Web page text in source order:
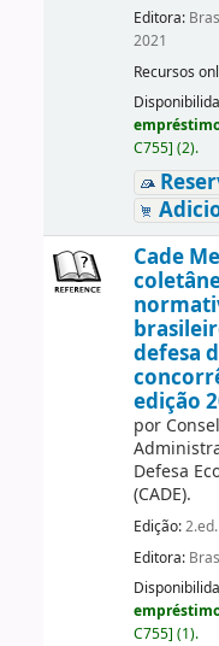
Editora:
2021
Recursos
C755] (2).
Cade
defesa
edição
por
Defesa
(CADE).
Edição:2.ed.
Editora:
C755] (1).